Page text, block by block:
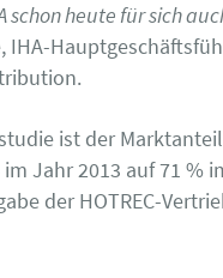
schon heute für sich
ist der
Jahr 2013 auf 71 %
der HOTREC-